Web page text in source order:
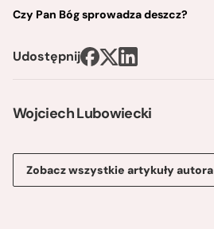
Wojciech Lubowiecki
Zobacz wszystkie artykuły autora
Czy Pan Bóg sprowadza deszcz?
Udostępnij